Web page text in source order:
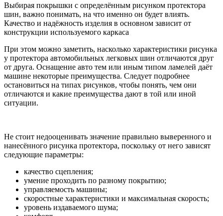
Выбирая покрышки с определённым рисунком протектора
шин, важно понимать, на что именно он будет влиять.
Качество и надёжность изделия в основном зависит от
конструкции используемого каркаса
При этом можно заметить, насколько характеристики рисунка
у протектора автомобильных легковых шин отличаются друг
от друга. Оснащение авто тем или иным типом ламелей даёт
машине некоторые преимущества. Следует подробнее
остановиться на типах рисунков, чтобы понять, чем они
отличаются и какие преимущества дают в той или иной
ситуации.
Не стоит недооценивать значение правильно выверенного и
нанесённого рисунка протектора, поскольку от него зависят
следующие параметры:
качество сцепления;
умение проходить по разному покрытию;
управляемость машины;
скоростные характеристики и максимальная скорость;
уровень издаваемого шума;